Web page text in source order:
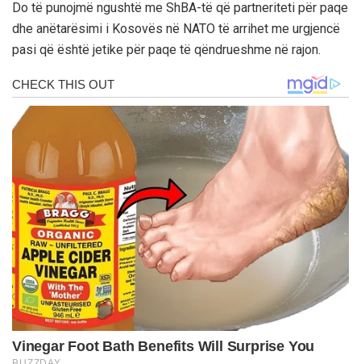
Do të punojmë ngushtë me ShBA-të që partneriteti për paqe
dhe anëtarësimi i Kosovës në NATO të arrihet me urgjencë
pasi që është jetike për paqe të qëndrueshme në rajon.